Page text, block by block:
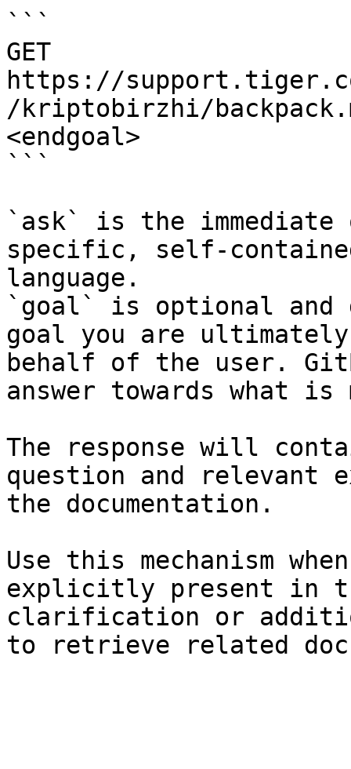
```
GET
https://
/kriptobirzhi/
<endgoal>
```
`ask` is the
specific, self-
language.
`goal` is optional and
goal you are
behalf of the user.
answer towards what
The response will
question and relevant
the documentation.
Use this mechanism
explicitly present in
clarification or